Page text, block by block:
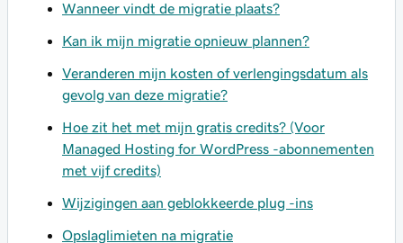
Wanneer vindt de migratie plaats?
Kan ik mijn migratie opnieuw plannen?
Veranderen mijn kosten of verlengingsdatum als
gevolg van deze migratie?
Hoe zit het met mijn gratis credits? (Voor
Managed Hosting for WordPress -abonnementen
met vijf credits)
Wijzigingen aan geblokkeerde plug -ins
Opslaglimieten na migratie